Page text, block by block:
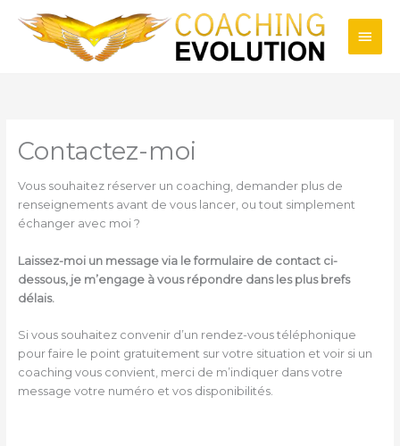
contenu
Contactez-moi
Vous souhaitez réserver un coaching, demander plus de
renseignements avant de vous lancer, ou tout simplement
échanger avec moi ?
Laissez-moi un message via le formulaire de contact ci-
dessous, je m’engage à vous répondre dans les plus brefs
délais.
Si vous souhaitez convenir d’un rendez-vous téléphonique
pour faire le point gratuitement sur votre situation et voir si un
coaching vous convient, merci de m’indiquer dans votre
message votre numéro et vos disponibilités.